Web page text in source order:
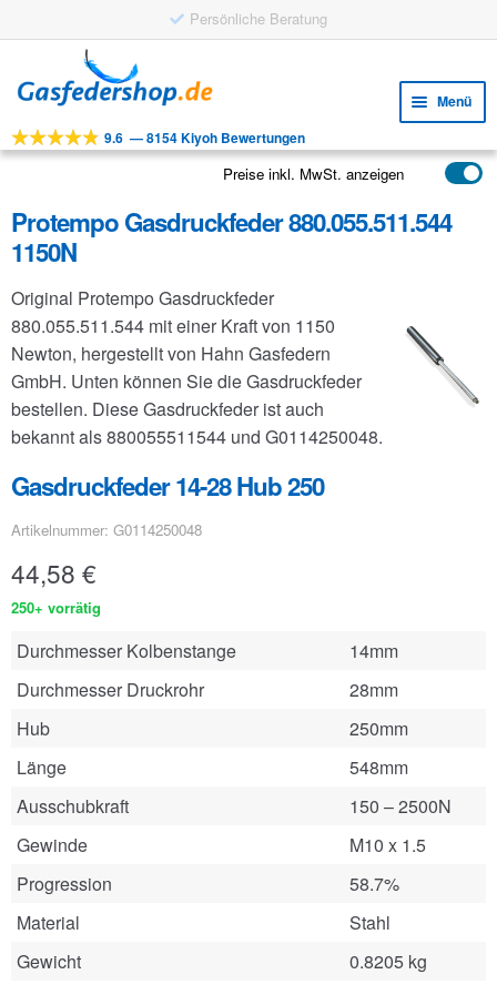
Persönliche Beratung
Navigation
springen
Inhalt
springen
Menü
Werkzeuge
Anwendungen
FAQ
9.6 —8154 Kiyoh Bewertungen
Preise inkl. MwSt. anzeigen
Protempo Gasdruckfeder 880.055.511.544
1150N
Original Protempo Gasdruckfeder
880.055.511.544 mit einer Kraft von 1150
Newton, hergestellt von Hahn Gasfedern
GmbH. Unten können Sie die Gasdruckfeder
bestellen. Diese Gasdruckfeder ist auch
bekannt als 880055511544 und G0114250048.
Gasdruckfeder 14-28 Hub 250
Artikelnummer: G0114250048
44,58 €
250+ vorrätig
Durchmesser Kolbenstange
14mm
Durchmesser Druckrohr
28mm
Hub
250mm
Länge
548mm
Ausschubkraft
150 – 2500N
Gewinde
M10 x 1.5
Progression
58.7%
Material
Stahl
Gewicht
0.8205 kg